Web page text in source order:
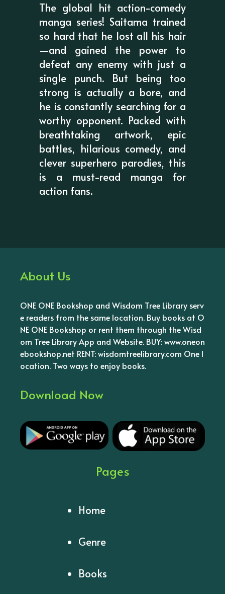
The global hit action-comedy
manga series! Saitama trained
so hard that he lost all his hair
—and gained the power to
defeat any enemy with just a
single punch. But being too
strong is actually a bore, and
he is constantly searching for a
worthy opponent. Packed with
breathtaking artwork, epic
battles, hilarious comedy, and
clever superhero parodies, this
is a must-read manga for
action fans.
About Us
ONE ONE Bookshop and Wisdom Tree Library serv
e readers from the same location. Buy books at O
NE ONE Bookshop or rent them through the Wisd
om Tree Library App and Website. BUY: www.oneon
ebookshop.net RENT: wisdomtreelibrary.com One l
ocation. Two ways to enjoy books.
Download Now
Pages
Home
Genre
Books